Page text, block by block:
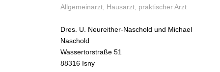
Allgemeinarzt, Hausarzt, praktischer Arzt
Dres. U. Neureither-Naschold und Michael
Naschold
Wassertorstraße 51
88316 Isny